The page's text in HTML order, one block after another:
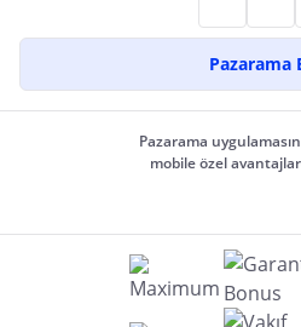
Pazarama
Pazarama
mobile özel